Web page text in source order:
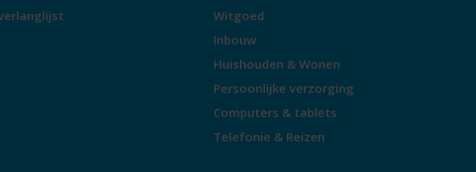
Witgoed
Inbouw
Huishouden & Wonen
Persoonlijke verzorging
Computers & tablets
Telefonie & Reizen